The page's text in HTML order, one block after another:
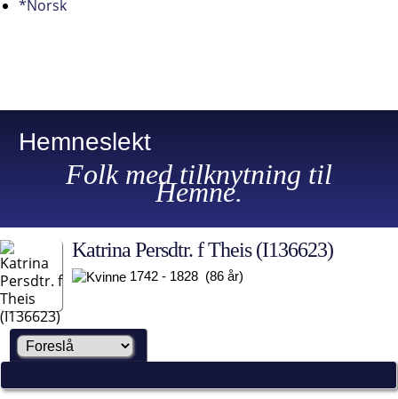
*Norsk
Hemneslekt
Folk med tilknytning til
Hemne.
Katrina Persdtr. f Theis (I136623)
1742 - 1828 (86 år)